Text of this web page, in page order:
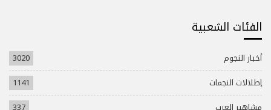
الفئات الشعبية
أخبار النجوم
3020
إطلالات النجمات
1141